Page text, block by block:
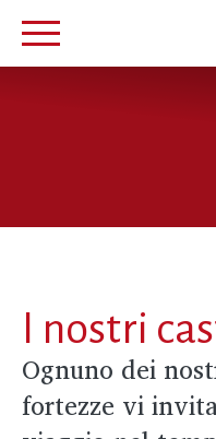
I nostri
Ognuno dei
fortezze vi